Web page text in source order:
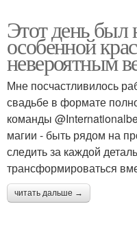
Этот день был
особенной
невероятным
Мне посчастливилось
свадьбе в формате
команды
магии - быть рядом на
следить за каждой
трансформироваться
читать дальше →